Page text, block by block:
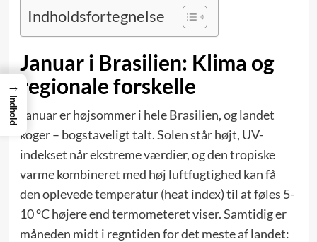
Indholdsfortegnelse
Januar i Brasilien: Klima og
regionale forskelle
Januar er højsommer i hele Brasilien, og landet
koger – bogstaveligt talt. Solen står højt, UV-
indekset når ekstreme værdier, og den tropiske
varme kombineret med høj luftfugtighed kan få
den oplevede temperatur (heat index) til at føles 5-
10 °C højere end termometeret viser. Samtidig er
måneden midt i regntiden for det meste af landet:
→
Indhold